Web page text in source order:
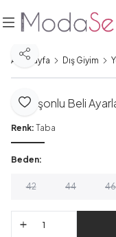
Ana Sayfa Dış Giyim
Favoriye Ekle
Paylaş
Kapüşonlu Beli
Renk: Taba
Beden:
42 44 46